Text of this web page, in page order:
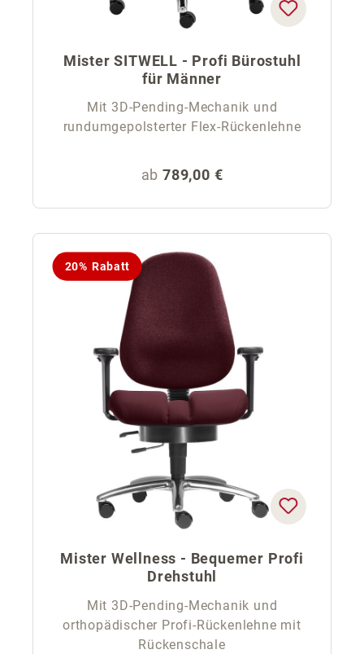
Mister SITWELL - Profi Bürostuhl
für Männer
Mit 3D-Pending-Mechanik und
rundumgepolsterter Flex-Rückenlehne
Regulärer Preis:
ab 789,00 €
20% Rabatt
Mister Wellness - Bequemer Profi
Drehstuhl
Mit 3D-Pending-Mechanik und
orthopädischer Profi-Rückenlehne mit
Rückenschale